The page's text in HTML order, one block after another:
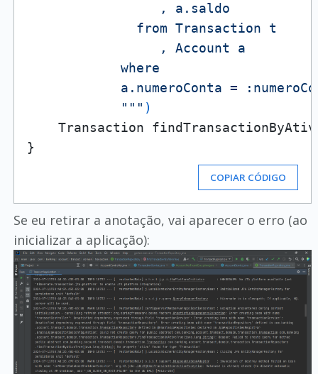
                 , a.saldo
              from Transaction t
                 , Account a
            where
a.numeroConta =
            """
)
Transaction
COPIAR CÓDIGO
Se eu retirar a anotação, vai aparecer o erro (ao
inicializar a aplicação):